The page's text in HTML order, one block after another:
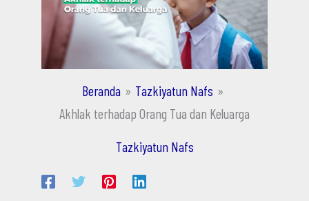
Beranda
Tazkiyatun Nafs
Akhlak terhadap Orang Tua dan Keluarga
Tazkiyatun Nafs